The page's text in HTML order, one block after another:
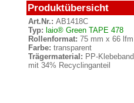
Produktübersicht
Art.Nr.: AB1418C
Typ: laio® Green TAPE 478
Rollenformat: 75 mm x 66 lfm
Farbe: transparent
Trägermaterial: PP-Klebeband
mit 34% Recyclinganteil